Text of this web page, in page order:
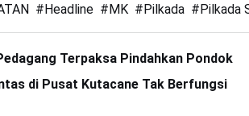
#Headline #MK #Pilkada #Pilkada
Terpaksa Pindahkan Pondok
di Pusat Kutacane Tak Berfungsi